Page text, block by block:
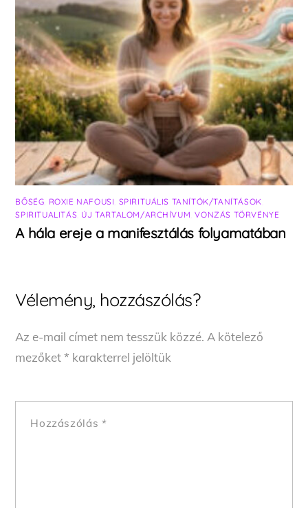
BŐSÉG ROXIE NAFOUSI SPIRITUÁLIS TANÍTÓK/TANÍTÁSOK
SPIRITUALITÁS ÚJ TARTALOM/ARCHÍVUM ,VONZÁS TÖRVÉNYE
A hála ereje a manifesztálás folyamatában
Vélemény, hozzászólás?
Az e-mail címet nem tesszük közzé. A kötelező
mezőket* karakterrel jelöltük
Hozzászólás *